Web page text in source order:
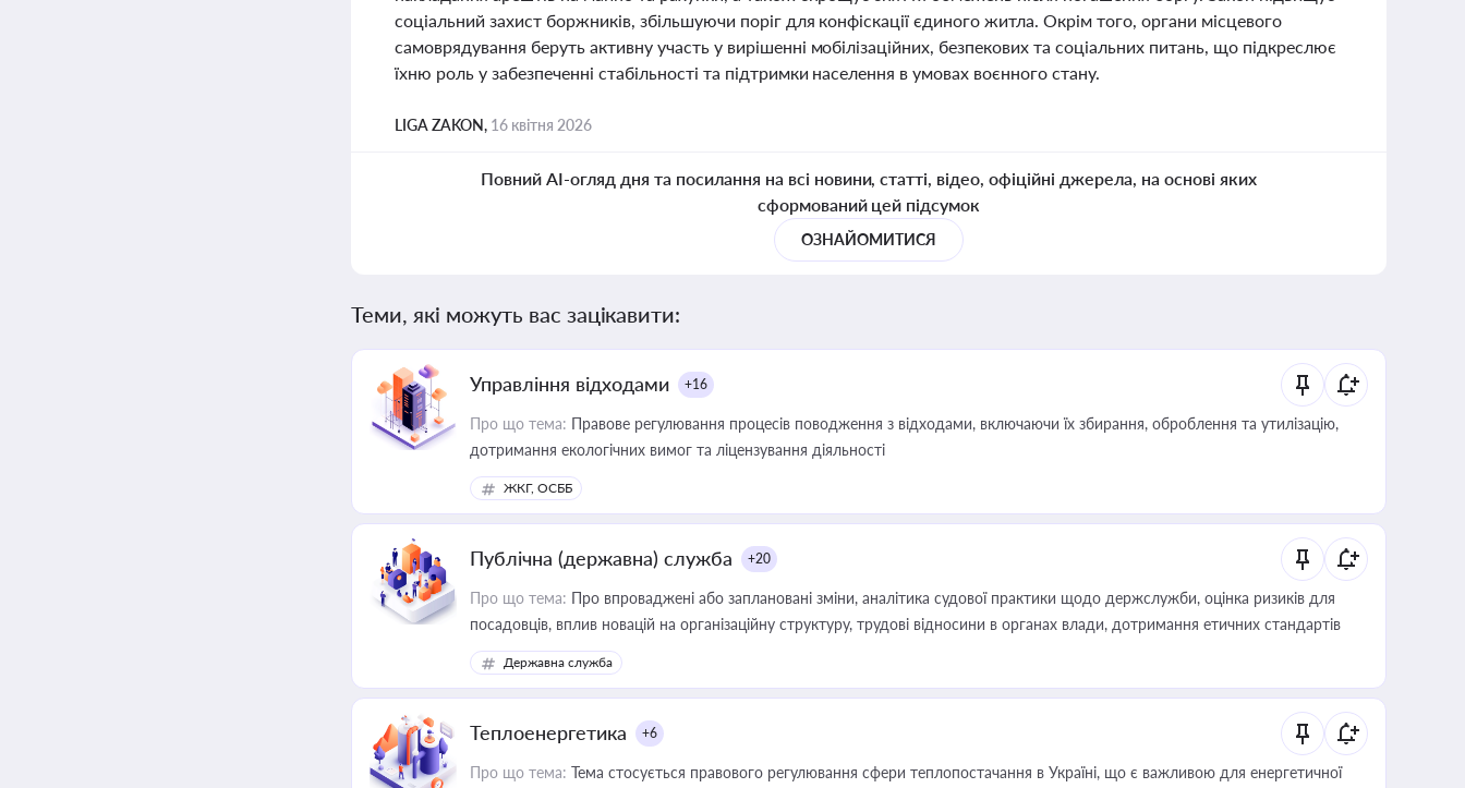
соціальний захист боржників, збільшуючи поріг для конфіскації єдиного житла. Окрім того, органи місцевого
самоврядування беруть активну участь у вирішенні мобілізаційних, безпекових та соціальних питань, що підкреслює
їхню роль у забезпеченні стабільності та підтримки населення в умовах воєнного стану.
LIGA ZAKON, 16 квітня 2026
Повний AI-огляд дня та посилання на всі новини, статті, відео, офіційні джерела, на основі яких
сформований цей підсумок
ОЗНАЙОМИТИСЯ
Теми, які можуть вас зацікавити:
Управління відходами +16
Про що тема: Правове регулювання процесів поводження з відходами, включаючи їх збирання, оброблення та утилізацію,
дотримання екологічних вимог та ліцензування діяльності
ЖКГ, ОСББ
Публічна (державна) служба +20
Про що тема: Про впроваджені або заплановані зміни, аналітика судової практики щодо держслужби, оцінка ризиків для
посадовців, вплив новацій на організаційну структуру, трудові відносини в органах влади, дотримання етичних стандартів
Державна служба
Теплоенергетика +6
Про що тема: Тема стосується правового регулювання сфери теплопостачання в Україні, що є важливою для енергетичної